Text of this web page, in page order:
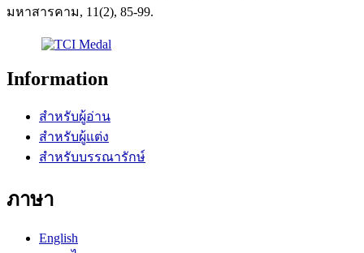
มหาสารคาม, 11(2), 85-99.
Information
สำหรับผู้อ่าน
สำหรับผู้แต่ง
สำหรับบรรณารักษ์
ภาษา
English